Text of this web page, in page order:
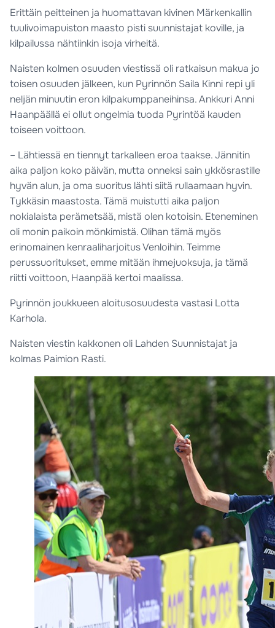
Erittäin peitteinen ja huomattavan kivinen Märkenkallin
tuulivoimapuiston maasto pisti suunnistajat koville, ja
kilpailussa nähtiinkin isoja virheitä.
Naisten kolmen osuuden viestissä oli ratkaisun makua jo
toisen osuuden jälkeen, kun Pyrinnön Saila Kinni repi yli
neljän minuutin eron kilpakumppaneihinsa. Ankkuri Anni
Haanpäällä ei ollut ongelmia tuoda Pyrintöä kauden
toiseen voittoon.
– Lähtiessä en tiennyt tarkalleen eroa taakse. Jännitin
aika paljon koko päivän, mutta onneksi sain ykkösrastille
hyvän alun, ja oma suoritus lähti siitä rullaamaan hyvin.
Tykkäsin maastosta. Tämä muistutti aika paljon
nokialaista perämetsää, mistä olen kotoisin. Eteneminen
oli monin paikoin mönkimistä. Olihan tämä myös
erinomainen kenraaliharjoitus Venloihin. Teimme
perussuoritukset, emme mitään ihmejuoksuja, ja tämä
riitti voittoon, Haanpää kertoi maalissa.
Pyrinnön joukkueen aloitusosuudesta vastasi Lotta
Karhola.
Naisten viestin kakkonen oli Lahden Suunnistajat ja
kolmas Paimion Rasti.